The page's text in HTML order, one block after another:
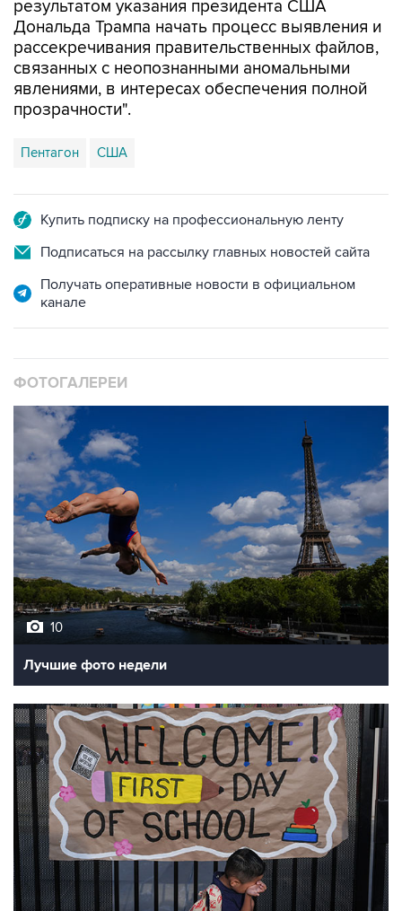
результатом указания президента США
Дональда Трампа начать процесс выявления и
рассекречивания правительственных файлов,
связанных с неопознанными аномальными
явлениями, в интересах обеспечения полной
прозрачности".
Пентагон США
Купить подписку на профессиональную ленту
Подписаться на рассылку главных новостей сайта
Получать оперативные новости в официальном
канале
ФОТОГАЛЕРЕИ
10
Лучшие фото недели